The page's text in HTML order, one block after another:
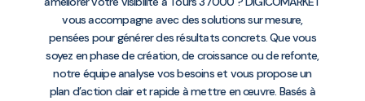
vous accompagne avec des solutions sur mesure,
pensées pour générer des résultats concrets. Que vous
soyez en phase de création, de croissance ou de refonte,
notre équipe analyse vos besoins et vous propose un
plan d’action clair et rapide à mettre en œuvre. Basés à